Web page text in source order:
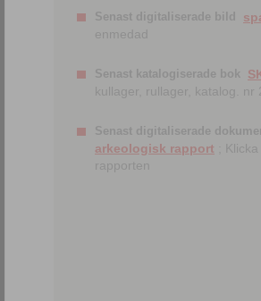
Senast digitaliserade bild
enmedad
Senast katalogiserade bok
kullager, rullager, katalog. nr
Senast digitaliserade
arkeologisk rapport ;
rapporten